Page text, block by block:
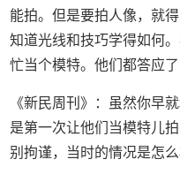
能拍。但是要拍人像，就
知道光线和技巧学得如何
忙当个模特。他们都答应
《新民周刊》：虽然你早
是第一次让他们当模特儿
别拘谨，当时的情况是怎么